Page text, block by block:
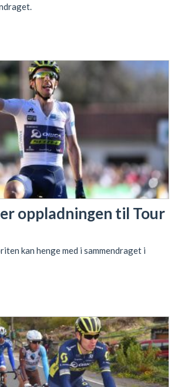
oppladningen til Tour
kan henge med i sammendraget i